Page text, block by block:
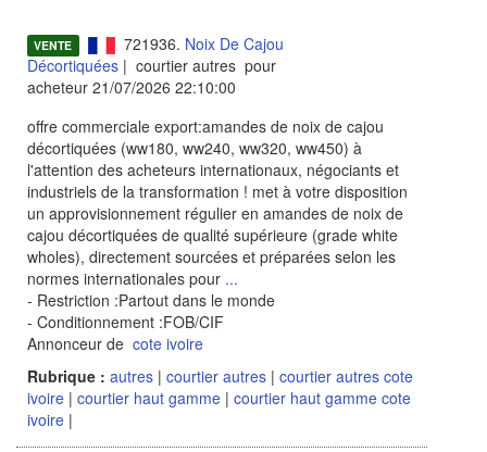
VENTE 721936. Noix De Cajou
Décortiquées | courtier autres pour
acheteur 21/07/2026 22:10:00
offre commerciale export:amandes de noix de cajou
décortiquées (ww180, ww240, ww320, ww450) à
l'attention des acheteurs internationaux, négociants et
industriels de la transformation ! met à votre disposition
un approvisionnement régulier en amandes de noix de
cajou décortiquées de qualité supérieure (grade white
wholes), directement sourcées et préparées selon les
normes internationales pour ...
- Restriction :Partout dans le monde
- Conditionnement :FOB/CIF
Annonceur de cote ivoire
Rubrique : autres | courtier autres | courtier autres cote
ivoire | courtier haut gamme | courtier haut gamme cote
ivoire |